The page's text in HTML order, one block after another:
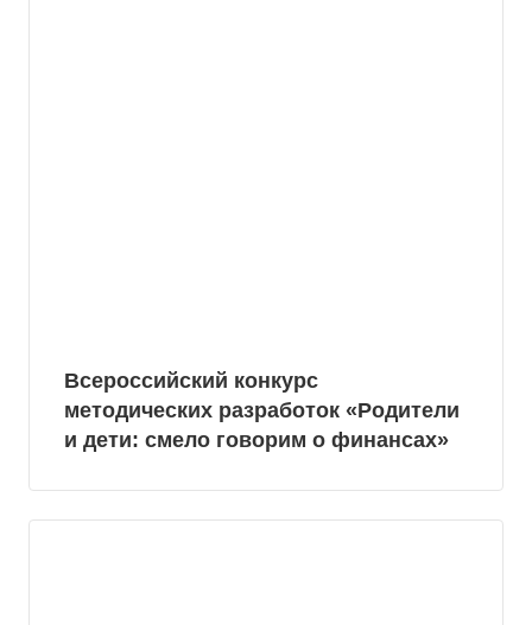
Всероссийский конкурс
методических разработок «Родители
и дети: смело говорим о финансах»